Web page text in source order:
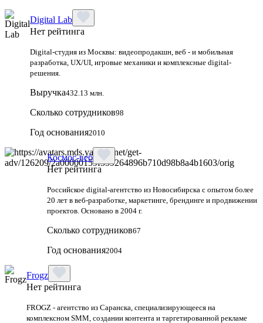
Digital Lab
Нет рейтинга
Digital-студия из Москвы: видеопродакшн, веб - и мобильная
разработка, UX/UI, игровые механики и комплексные digital-
решения.
Выручка432.13 млн.
Сколько сотрудников98
Год основания2010
Космос-веб
Нет рейтинга
Российское digital-агентство из Новосибирска с опытом более
20 лет в веб-разработке, маркетинге, брендинге и продвижении
проектов. Основано в 2004 г.
Сколько сотрудников67
Год основания2004
Frogz
Нет рейтинга
FROGZ - агентство из Саранска, специализирующееся на
комплексном SMM, создании контента и таргетированной рекламе